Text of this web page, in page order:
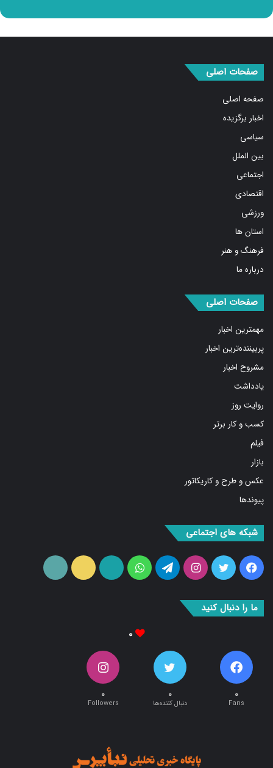
صفحات اصلی
صفحه اصلی
اخبار برگزیده
سیاسی
بین الملل
اجتماعی
اقتصادی
ورزشی
استان ها
فرهنگ و هنر
درباره ما
صفحات اصلی
مهمترین اخبار
پربیننده‌ترین اخبار
مشروح اخبار
یادداشت
روایت روز
کسب و کار برتر
فیلم
بازار
عکس و طرح و کاریکاتور
پیوندها
شبکه های اجتماعی
فیس
توییتر اینستاگرامتلگرام واتس
آپارات ایتا
ما را دنبال کنید
۰
۰
Fans
۰
دنبال کننده‌ها
۰
Followers